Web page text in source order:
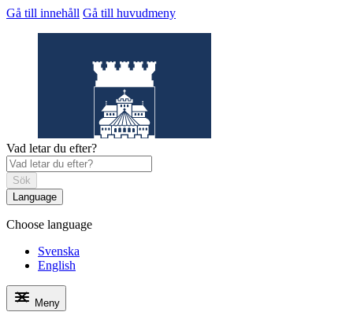
Gå till innehåll Gå till huvudmeny
Helsingborgs stadslexikon
Vad letar du efter?
Sök
Language
Choose language
Svenska
English
Meny